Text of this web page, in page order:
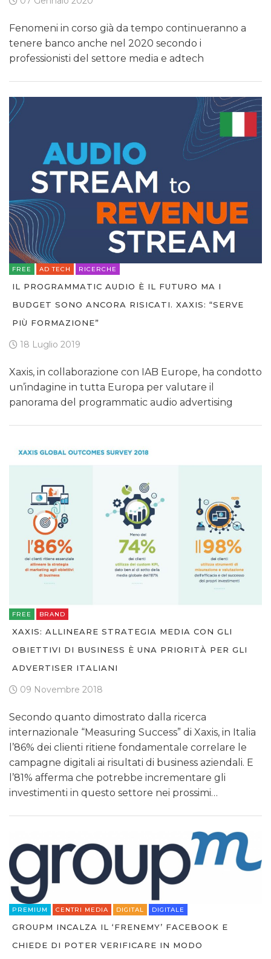
Fenomeni in corso già da tempo continueranno a
tenere banco anche nel 2020 secondo i
professionisti del settore media e adtech
FREE AD TECH RICERCHE
IL PROGRAMMATIC AUDIO È IL FUTURO MA I
BUDGET SONO ANCORA RISICATI. XAXIS: “SERVE
PIÙ FORMAZIONE”
18 Luglio 2019
Xaxis, in collaborazione con IAB Europe, ha condotto
un’indagine in tutta Europa per valutare il
panorama del programmatic audio advertising
FREE BRAND
XAXIS: ALLINEARE STRATEGIA MEDIA CON GLI
OBIETTIVI DI BUSINESS È UNA PRIORITÀ PER GLI
ADVERTISER ITALIANI
09 Novembre 2018
Secondo quanto dimostrato dalla ricerca
internazionale “Measuring Success” di Xaxis, in Italia
l’86% dei clienti ritiene fondamentale correlare le
campagne digitali ai risultati di business aziendali. E
l’81% afferma che potrebbe incrementare gli
investimenti in questo settore nei prossimi…
PREMIUM CENTRI MEDIA DIGITAL DIGITALE
GROUPM INCALZA IL ‘FRENEMY’ FACEBOOK E
CHIEDE DI POTER VERIFICARE IN MODO